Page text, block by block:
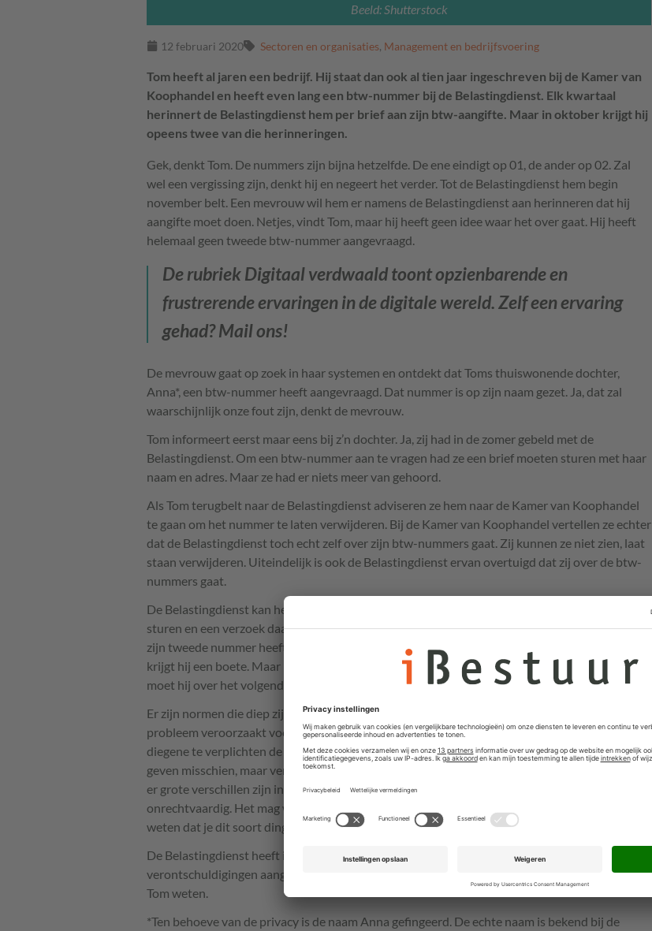
Beeld: Shutterstock
12 februari 2020 Sectoren en organisaties, Management en bedrijfsvoering
Tom heeft al jaren een bedrijf. Hij staat dan ook al tien jaar ingeschreven bij de Kamer van
Koophandel en heeft even lang een btw-nummer bij de Belastingdienst. Elk kwartaal
herinnert de Belastingdienst hem per brief aan zijn btw-aangifte. Maar in oktober krijgt hij
opeens twee van die herinneringen.
Gek, denkt Tom. De nummers zijn bijna hetzelfde. De ene eindigt op 01, de ander op 02. Zal
wel een vergissing zijn, denkt hij en negeert het verder. Tot de Belastingdienst hem begin
november belt. Een mevrouw wil hem er namens de Belastingdienst aan herinneren dat hij
aangifte moet doen. Netjes, vindt Tom, maar hij heeft geen idee waar het over gaat. Hij heeft
helemaal geen tweede btw-nummer aangevraagd.
De rubriekDigitaal verdwaaldtoont opzienbarende en
frustrerende ervaringen in de digitale wereld. Zelf een ervaring
gehad? Mail ons!
De mevrouw gaat op zoek in haar systemen en ontdekt dat Toms thuiswonende dochter,
Anna*, een btw-nummer heeft aangevraagd. Dat nummer is op zijn naam gezet. Ja, dat zal
waarschijnlijk onze fout zijn, denkt de mevrouw.
Tom informeert eerst maar eens bij z’n dochter. Ja, zij had in de zomer gebeld met de
Belastingdienst. Om een btw-nummer aan te vragen had ze een brief moeten sturen met haar
naam en adres. Maar ze had er niets meer van gehoord.
Als Tom terugbelt naar de Belastingdienst adviseren ze hem naar de Kamer van Koophandel
te gaan om het nummer te laten verwijderen. Bij de Kamer van Koophandel vertellen ze echter
dat de Belastingdienst toch echt zelf over zijn btw-nummers gaat. Zij kunnen ze niet zien, laat
staan verwijderen. Uiteindelijk is ook de Belastingdienst ervan overtuigd dat zij over de btw-
nummers gaat.
De Belastingdienst kan het nummer verwijderen, maar daarvoor moet Tom wel een brief
sturen en een verzoek daartoe doen. En oh ja, Tom zit nu in de ‘coulanceregeling’, want voor
zijn tweede nummer heeft hij te laat aangifte gedaan. Snelle actie is gewenst, want anders
krijgt hij een boete. Maar het verwerken van zijn verzoek kan nog wel even duren, dus mogelijk
moet hij over het volgend kwartaal toch aangifte doen.
Er zijn normen die diep zijn ingebakken bij iedereen met enige opvoeding. Als iemand een
probleem veroorzaakt voor een ander, is het gebruikelijk om sorry te zeggen, in plaats van
diegene te verplichten de gevolgen voor je op te lossen. Je kunt het vragen, een goede reden
geven misschien, maar verplichten is onredelijk en dreigen met een boete helemaal. Zeker als
er grote verschillen zijn in macht, zoals tussen overheid en burger, vinden we dat
onrechtvaardig. Het mag wettelijk ook niet. Maar je hoeft de wet niet eens te kennen om te
weten dat je dit soort dingen niet doet.
De Belastingdienst heeft in reactie contact opgenomen met de ondernemer,
verontschuldigingen aangeboden en laten weten dat de fout is hersteld. Echt heel netjes, liet
Tom weten.
*Ten behoeve van de privacy is de naam Anna gefingeerd. De echte naam is bekend bij de